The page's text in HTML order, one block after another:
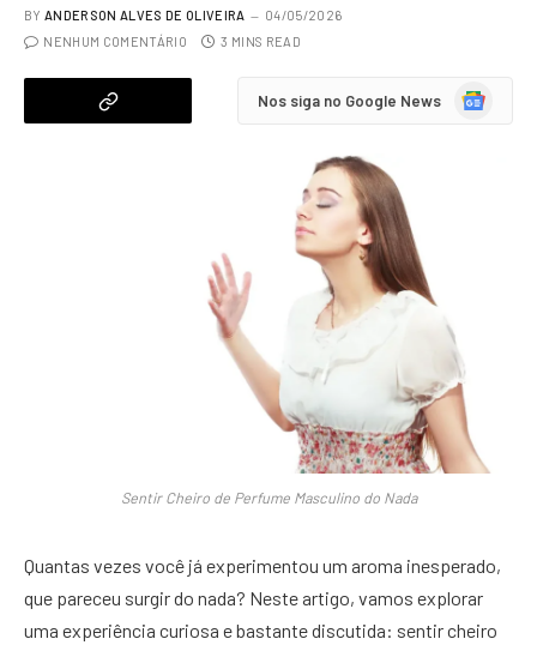
BY ANDERSON ALVES DE OLIVEIRA
04/05/2026
NENHUM COMENTÁRIO
3 MINS READ
Nos siga no Google News
Google
Sentir Cheiro de Perfume Masculino do Nada
Quantas vezes você já experimentou um aroma inesperado,
que pareceu surgir do nada? Neste artigo, vamos explorar
uma experiência curiosa e bastante discutida: sentir cheiro